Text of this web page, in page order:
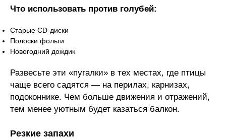
Что использовать против голубей:
Старые CD-диски
Полоски фольги
Новогодний дождик
Развесьте эти «пугалки» в тех местах, где птицы
чаще всего садятся — на перилах, карнизах,
подоконнике. Чем больше движения и отражений,
тем менее уютным будет казаться балкон.
Резкие запахи